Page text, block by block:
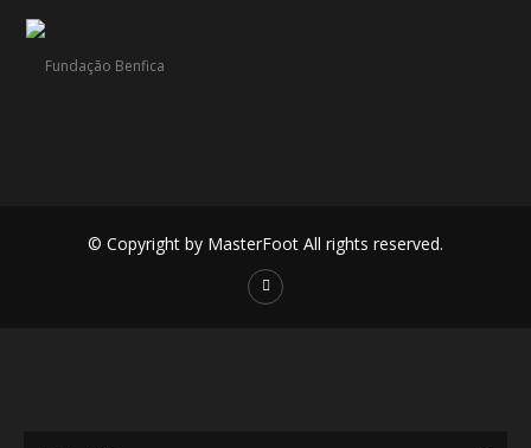
© Copyright by MasterFoot All rights reserved.